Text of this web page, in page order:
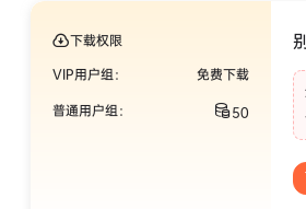
下载权限
VIP用户组：
免费下载
普通用户组：
50